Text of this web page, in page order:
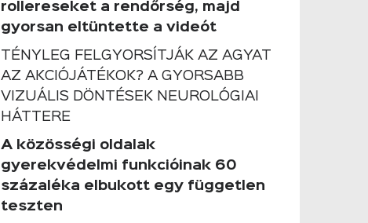
rollereseket a rendőrség, majd
gyorsan eltüntette a videót
TÉNYLEG FELGYORSÍTJÁK AZ AGYAT
AZ AKCIÓJÁTÉKOK? A GYORSABB
VIZUÁLIS DÖNTÉSEK NEUROLÓGIAI
HÁTTERE
A közösségi oldalak
gyerekvédelmi funkcióinak 60
százaléka elbukott egy független
teszten